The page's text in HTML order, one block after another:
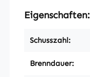
Eigenschaften:
Schusszahl:
Brenndauer: